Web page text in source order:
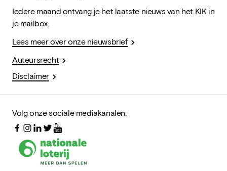
Iedere maand ontvang je het laatste nieuws van het KIK in
je mailbox.
Lees meer over onze nieuwsbrief
Auteursrecht
Disclaimer
Volg onze sociale mediakanalen: